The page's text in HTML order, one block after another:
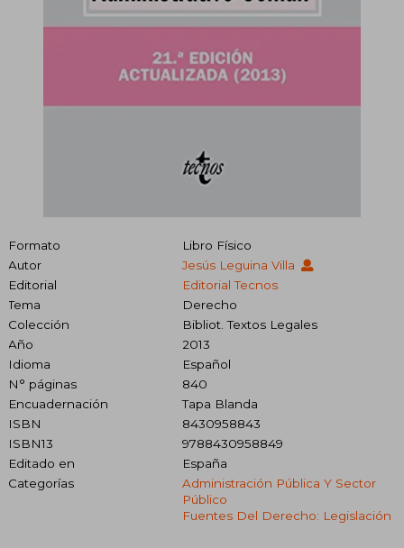
Formato
Libro Físico
Autor
Jesús Leguina Villa
Editorial
Editorial Tecnos
Tema
Derecho
Colección
Bibliot. Textos Legales
Año
2013
Idioma
Español
N° páginas
840
Encuadernación
Tapa Blanda
ISBN
8430958843
ISBN13
9788430958849
Editado en
España
Categorías
Administración Pública Y Sector
Público
Fuentes Del Derecho: Legislación